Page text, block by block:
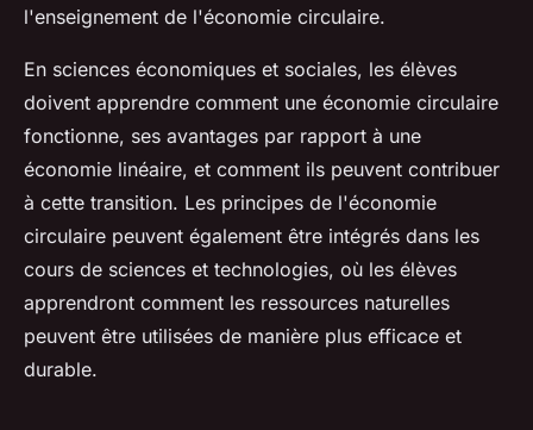
l'enseignement de l'économie circulaire.
En sciences économiques et sociales, les élèves
doivent apprendre comment une économie circulaire
fonctionne, ses avantages par rapport à une
économie linéaire, et comment ils peuvent contribuer
à cette transition. Les principes de l'économie
circulaire peuvent également être intégrés dans les
cours de sciences et technologies, où les élèves
apprendront comment les ressources naturelles
peuvent être utilisées de manière plus efficace et
durable.